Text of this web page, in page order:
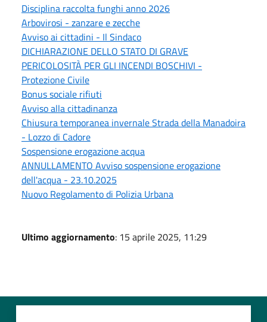
Disciplina raccolta funghi anno 2026
Arbovirosi - zanzare e zecche
Avviso ai cittadini - Il Sindaco
DICHIARAZIONE DELLO STATO DI GRAVE
PERICOLOSITÀ PER GLI INCENDI BOSCHIVI -
Protezione Civile
Bonus sociale rifiuti
Avviso alla cittadinanza
Chiusura temporanea invernale Strada della Manadoira
- Lozzo di Cadore
Sospensione erogazione acqua
ANNULLAMENTO Avviso sospensione erogazione
dell'acqua - 23.10.2025
Nuovo Regolamento di Polizia Urbana
Ultimo aggiornamento: 15 aprile 2025, 11:29